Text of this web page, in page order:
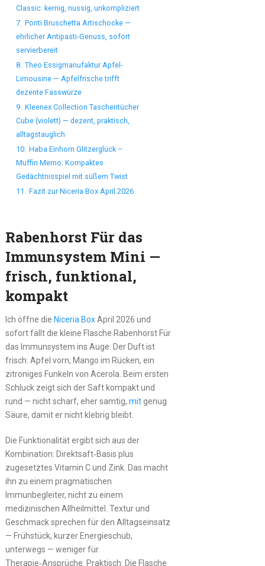
Classic: kernig, nussig, unkompliziert
7. Ponti Bruschetta Artischocke —
ehrlicher Antipasti‑Genuss, sofort
servierbereit
8. Theo Essigmanufaktur Apfel-
Limousine — Apfelfrische trifft
dezente Fasswürze
9. Kleenex Collection Taschentücher
Cube (violett) — dezent, praktisch,
alltagstauglich
10. Haba Einhorn Glitzerglück –
Muffin Memo: Kompaktes
Gedächtnisspiel mit süßem Twist
11. Fazit zur Niceria Box April 2026
Rabenhorst Für das
Immunsystem Mini —
frisch, funktional,
kompakt
Ich öffne die Niceria BoxApril 2026 und
sofort fällt die kleine Flasche Rabenhorst Für
das Immunsystem ins Auge. Der Duft ist
frisch: Apfel vorn, Mango im Rücken, ein
zitroniges Funkeln von Acerola. Beim ersten
Schluck zeigt sich der Saft kompakt und
rund — nicht scharf, eher samtig, mitgenug
Säure, damit er nicht klebrig bleibt.
Die Funktionalität ergibt sich aus der
Kombination: Direktsaft‑Basis plus
zugesetztes Vitamin C und Zink. Das macht
ihn zu einem pragmatischen
Immunbegleiter, nicht zu einem
medizinischen Allheilmittel. Textur und
Geschmack sprechen für den Alltagseinsatz
— Frühstück, kurzer Energieschub,
unterwegs — weniger für
Therapie‑Ansprüche. Praktisch: Die Flasche